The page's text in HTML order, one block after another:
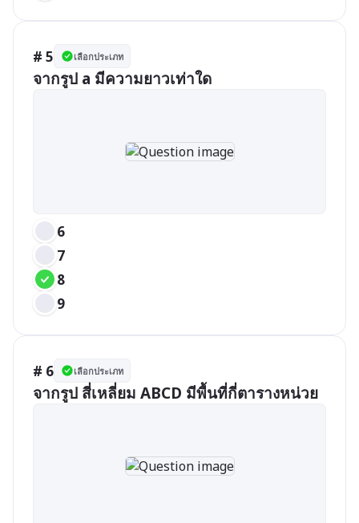
# 5 เลือกประเภท
จากรูป a มีความยาวเท่าใด
6
7
8
9
# 6 เลือกประเภท
จากรูป สี่เหลี่ยม ABCD มีพื้นที่กี่ตารางหน่วย